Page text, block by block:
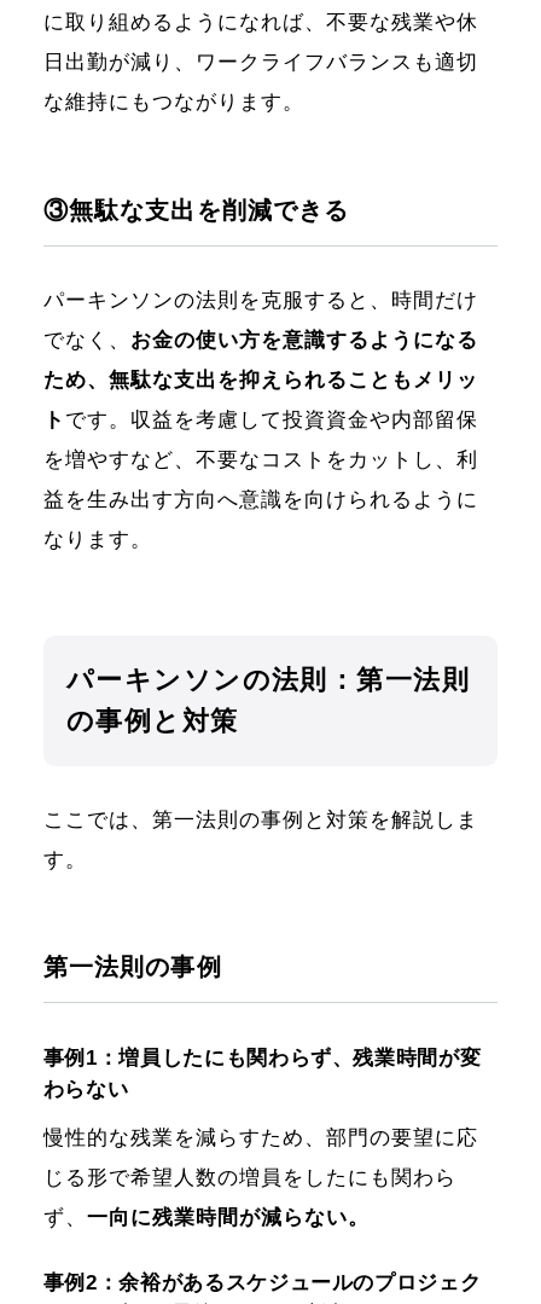
に取り組めるようになれば、不要な残業や休
日出勤が減り、ワークライフバランスも適切
な維持にもつながります。
③無駄な支出を削減できる
パーキンソンの法則を克服すると、時間だけ
でなく、 お金の使い方を意識するようになる
ため、無駄な支出を抑えられることもメリッ
ト です。収益を考慮して投資資金や内部留保
を増やすなど、不要なコストをカットし、利
益を生み出す方向へ意識を向けられるように
なります。
パーキンソンの法則：第一法則
の事例と対策
ここでは、第一法則の事例と対策を解説しま
す。
第一法則の事例
事例1：増員したにも関わらず、残業時間が変
わらない
慢性的な残業を減らすため、部門の要望に応
じる形で希望人数の増員をしたにも関わら
ず、 一向に残業時間が減らない。
事例2：余裕があるスケジュールのプロジェク